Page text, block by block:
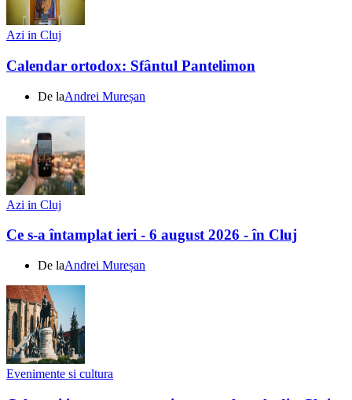
Azi in Cluj
Calendar ortodox: Sfântul Pantelimon
De laAndrei Mureșan
Azi in Cluj
Ce s-a întamplat ieri - 6 august 2026 - în Cluj
De laAndrei Mureșan
Evenimente si cultura